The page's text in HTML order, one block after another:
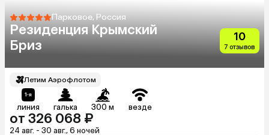
Парковое, Россия
Резиденция Крымский
Бриз
10
7 отзывов
Летим Аэрофлотом
линия галька 300 м везде
от 326 068 ₽
24 авг. - 30 авг., 6 ночей